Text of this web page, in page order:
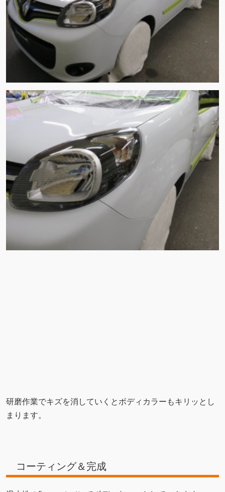
研磨作業でキズを消していくとボディカラーもキリッとし
まります。
コーティング＆完成